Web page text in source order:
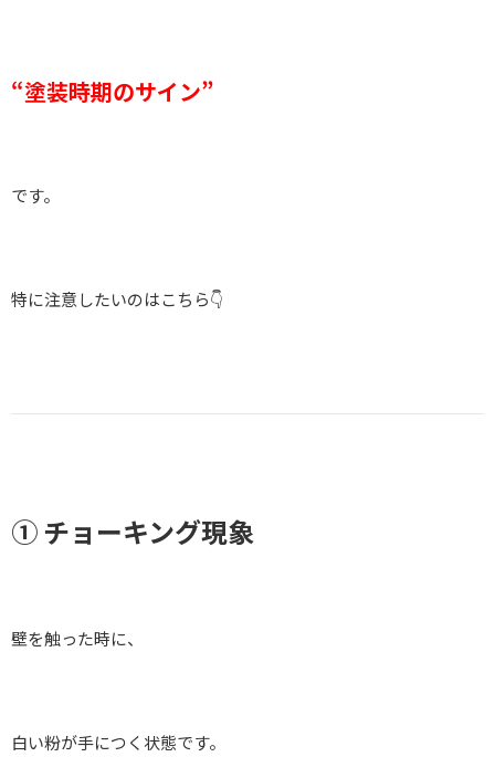
“塗装時期のサイン”
です。
特に注意したいのはこちら👇
① チョーキング現象
壁を触った時に、
白い粉が手につく状態です。